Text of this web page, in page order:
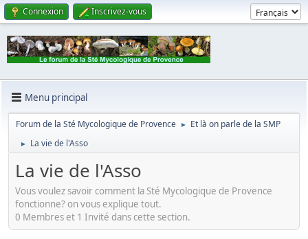
Connexion Inscrivez-vous
Menu principal
Forum de la Sté Mycologique de Provence ► Et là on parle de la SMP
► La vie de l'Asso
La vie de l'Asso
Vous voulez savoir comment la Sté Mycologique de Provence
fonctionne? on vous explique tout.
0 Membres et 1 Invité dans cette section.